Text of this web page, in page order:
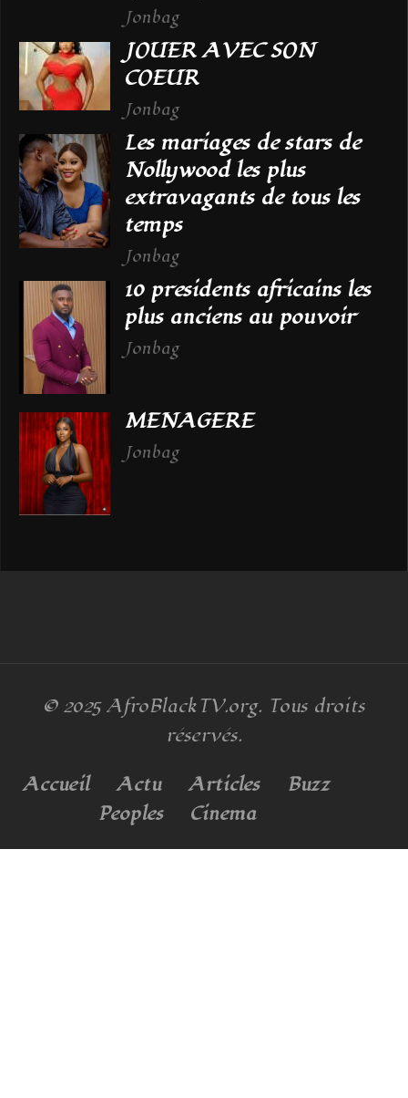
Jonbag
JOUER AVEC SON
COEUR
Jonbag
Les mariages de stars de
Nollywood les plus
extravagants de tous les
temps
Jonbag
10 presidents africains les
plus anciens au pouvoir
Jonbag
MENAGERE
Jonbag
© 2025 AfroBlackTV.org. Tous droits
réservés.
Accueil Actu Articles
Buzz
Peoples
Cinema